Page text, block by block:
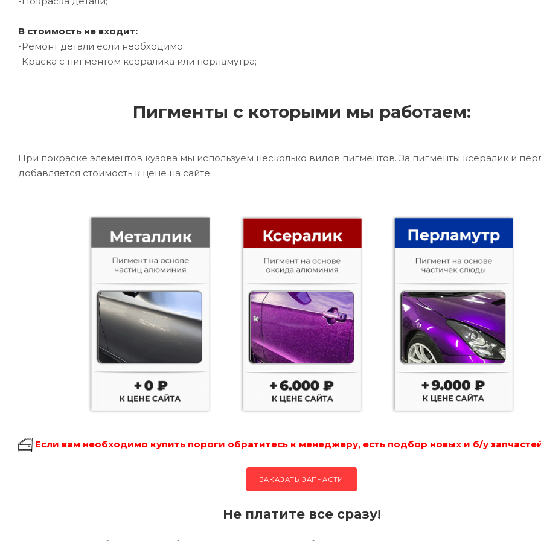
В стоимость не входит:
-Ремонт детали если необходимо;
-Краска с пигментом ксералика или перламутра;
Пигменты с которыми мы работаем:
При покраске элементов кузова мы используем несколько видов пигментов. За пигменты ксералик и
добавляется стоимость к цене на сайте.
Если вам необходимо купить пороги обратитесь к менеджеру, есть подбор новых и б/у
ЗАКАЗАТЬ ЗАПЧАСТИ
Не платите все сразу!